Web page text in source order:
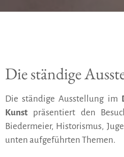
Die ständige
Die ständige Ausstellung im
Kunstpräsentiert den
Biedermeier, Historismus,
unten aufgeführten Themen.